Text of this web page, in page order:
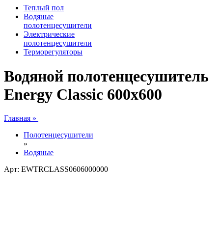
Теплый пол
Водяные
полотенцесушители
Электрические
полотенцесушители
Терморегуляторы
Водяной полотенцесушитель
Energy Classic 600x600
Главная »
Полотенцесушители
»
Водяные
Арт: EWTRCLASS0606000000